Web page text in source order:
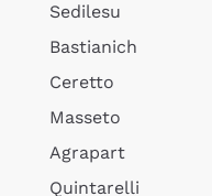
Sedilesu
Bastianich
Ceretto
Masseto
Agrapart
Quintarelli